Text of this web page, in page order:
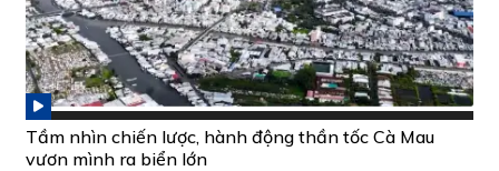
Tầm nhìn chiến lược, hành động thần tốc Cà Mau
vươn mình ra biển lớn